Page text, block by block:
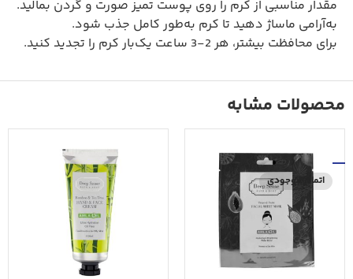
مقدار مناسبی از کرم را روی پوست تمیز صورت و گردن بمالید.
به‌آرامی ماساژ دهید تا کرم به‌طور کامل جذب شود.
برای محافظت بیشتر، هر 2-3 ساعت یک‌بار کرم را تجدید کنید.
محصولات مشابه
اتمام موجودی